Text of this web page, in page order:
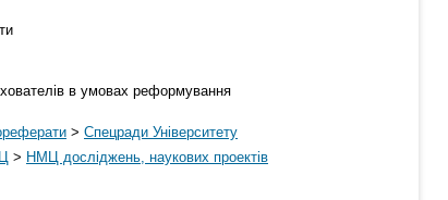
в умовах реформування
> Спецради Університету
> НМЦ досліджень, наукових проектів